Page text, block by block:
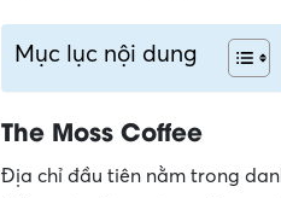
Mục lục nội dung
The Moss Coffee
Địa chỉ đầu tiên nằm trong